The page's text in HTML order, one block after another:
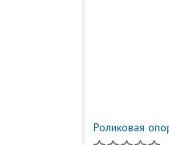
Роликовая